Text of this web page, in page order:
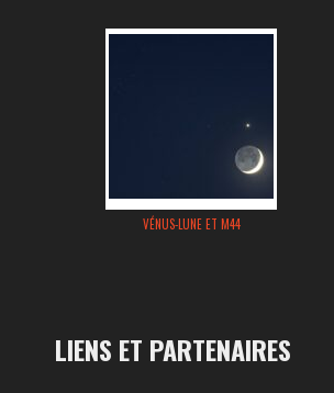
VÉNUS-LUNE ET M44
LIENS ET PARTENAIRES